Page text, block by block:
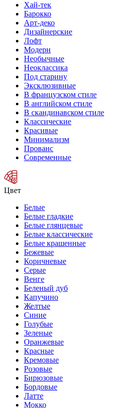
Хай-тек
Барокко
Арт-деко
Дизайнерские
Лофт
Модерн
Необычные
Неоклассика
Под старину
Эксклюзивные
В французском стиле
В английском стиле
В скандинавском стиле
Классические
Красивые
Минимализм
Прованс
Современные
Цвет
Белые
Белые гладкие
Белые глянцевые
Белые классические
Белые крашенные
Бежевые
Коричневые
Серые
Венге
Беленый дуб
Капучино
Желтые
Синие
Голубые
Зеленые
Оранжевые
Красные
Кремовые
Розовые
Бирюзовые
Бордовые
Латте
Мокко